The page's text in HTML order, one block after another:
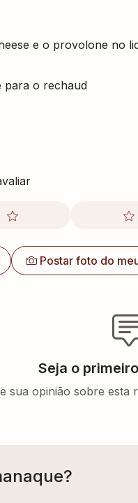
e o provolone no
para o rechaud
Postar foto do
Seja o
sua opinião sobre esta